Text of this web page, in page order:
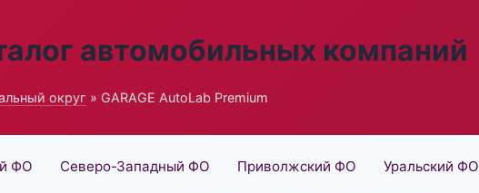
автомобильных компаний
округ » GARAGE AutoLab Premium
ФО Северо-Западный ФО Приволжский ФО Уральский ФО